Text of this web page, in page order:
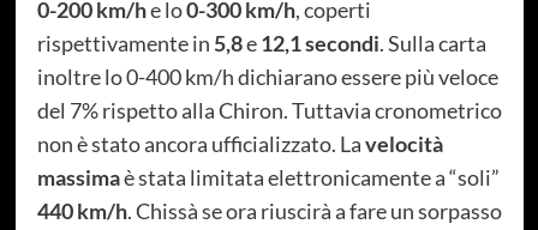
0-200 km/he lo0-300 km/h, coperti
rispettivamente in 5,8e12,1 secondi. Sulla carta
inoltre lo 0-400 km/h dichiarano essere più veloce
del 7% rispetto alla Chiron. Tuttavia cronometrico
non è stato ancora ufficializzato. Lavelocità
massimaè stata limitata elettronicamente a “soli”
440 km/h. Chissà se ora riuscirà a fare un sorpasso